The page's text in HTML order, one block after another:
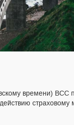
времени) ВСС
страховому